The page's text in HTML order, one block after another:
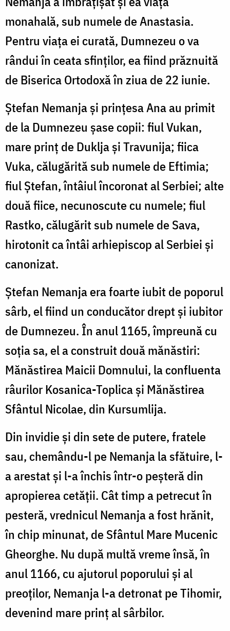
monahală, sub numele de Anastasia.
Pentru viața ei curată, Dumnezeu o va
rândui în ceata sfinților, ea fiind prăznuită
de Biserica Ortodoxă în ziua de 22 iunie.
Ștefan Nemanja și prințesa Ana au primit
de la Dumnezeu șase copii: fiul Vukan,
mare prinț de Duklja și Travunija; fiica
Vuka, călugărită sub numele de Eftimia;
fiul Ștefan, întâiul încoronat al Serbiei; alte
două fiice, necunoscute cu numele; fiul
Rastko, călugărit sub numele de Sava,
hirotonit ca întâi arhiepiscop al Serbiei și
canonizat.
Ștefan Nemanja era foarte iubit de poporul
sârb, el fiind un conducător drept și iubitor
de Dumnezeu. În anul 1165, împreună cu
soția sa, el a construit două mănăstiri:
Mănăstirea Maicii Domnului, la confluenta
râurilor Kosanica-Toplica și Mănăstirea
Sfântul Nicolae, din Kursumlija.
Din invidie și din sete de putere, fratele
sau, chemându-l pe Nemanja la sfătuire, l-
a arestat și l-a închis într-o peșteră din
apropierea cetății. Cât timp a petrecut în
pesteră, vrednicul Nemanja a fost hrănit,
în chip minunat, de Sfântul Mare Mucenic
Gheorghe. Nu după multă vreme însă, în
anul 1166, cu ajutorul poporului și al
preoților, Nemanja l-a detronat pe Tihomir,
devenind mare prinț al sârbilor.